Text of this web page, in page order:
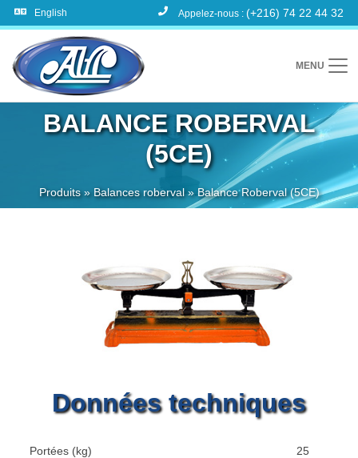
BALANCE ROBERVAL
(5CE)
Produits» Balances roberval»Balance Roberval (5CE)
English Appelez-nous : (+216) 74 22 44 32
MENU
Données techniques
Portées (kg)
25